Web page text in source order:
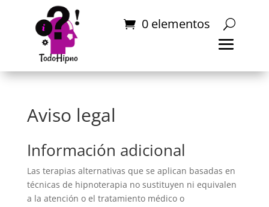
0 elementos
Aviso legal
Información adicional
Las terapias alternativas que se aplican basadas en
técnicas de hipnoterapia no sustituyen ni equivalen
a la atención o el tratamiento médico o